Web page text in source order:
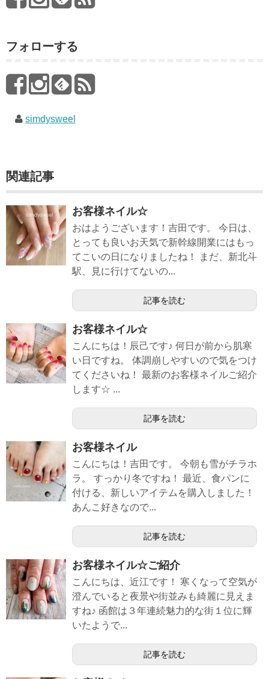
フォローする
simdysweel
関連記事
お客様ネイル☆
おはようございます！吉田です。 今日は、
とっても良いお天気で新幹線開業にはもっ
てこいの日になりましたね！ まだ、新北斗
駅、見に行けてないの...
記事を読む
お客様ネイル☆
こんにちは！辰己です♪ 何日が前から肌寒
い日ですね。 体調崩しやすいので気をつけ
てくださいね！ 最新のお客様ネイルご紹介
します☆ ...
記事を読む
お客様ネイル
こんにちは！吉田です。 今朝も雪がチラホ
ラ。 すっかり冬ですね！ 最近、食パンに
付ける、新しいアイテムを購入しました！
あんこ好きなので...
記事を読む
お客様ネイル☆ご紹介
こんにちは、近江です！ 寒くなって空気が
澄んでいると夜景や街並みも綺麗に見えま
すね♪ 函館は３年連続魅力的な街１位に輝
いたようで...
記事を読む